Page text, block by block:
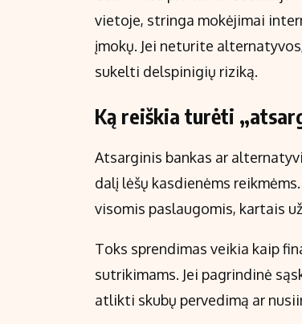
vietoje, stringa mokėjimai
įmokų. Jei neturite
sukelti delspinigių riziką.
Ką reiškia turėti
Atsarginis bankas ar
dalį lėšų kasdienėms
visomis paslaugomis, kartais
Toks sprendimas veikia kaip
sutrikimams. Jei pagrindinė
atlikti skubų pervedimą ar